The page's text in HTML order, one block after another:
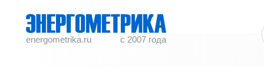
energometrika.ru с 2007 года